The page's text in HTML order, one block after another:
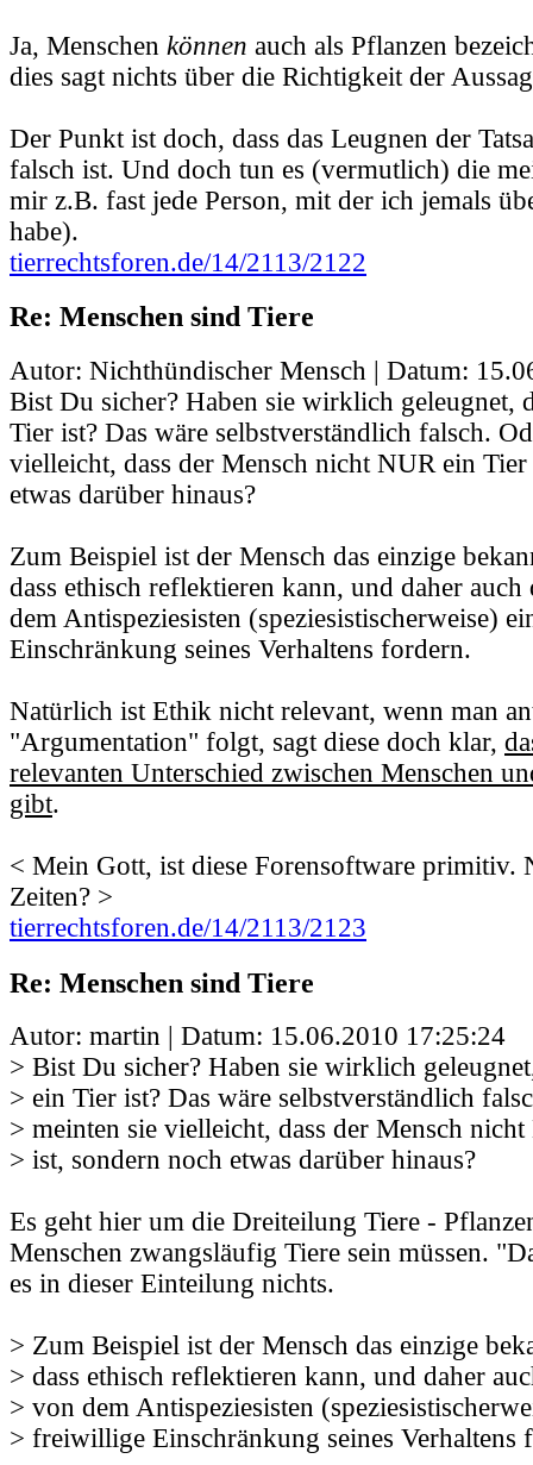
Ja, Menschen können auch als Pflanzen
dies sagt nichts über die Richtigkeit der
Der Punkt ist doch, dass das Leugnen der
falsch ist. Und doch tun es (vermutlich) die
mir z.B. fast jede Person, mit der ich jemals
habe).
tierrechtsforen.de/14/2113/2122
Re: Menschen sind Tiere
Autor: Nichthündischer Mensch | Datum:
Bist Du sicher? Haben sie wirklich geleugnet,
Tier ist? Das wäre selbstverständlich falsch.
vielleicht, dass der Mensch nicht NUR ein
etwas darüber hinaus?
Zum Beispiel ist der Mensch das einzige
dass ethisch reflektieren kann, und daher auch
dem Antispeziesisten (speziesistischerweise)
Einschränkung seines Verhaltens fordern.
Natürlich ist Ethik nicht relevant, wenn man
"Argumentation" folgt, sagt diese doch klar,
relevanten Unterschied zwischen Menschen
gibt.
< Mein Gott, ist diese Forensoftware primitiv.
Zeiten? >
tierrechtsforen.de/14/2113/2123
Re: Menschen sind Tiere
Autor: martin | Datum: 15.06.2010 17:25:24
> Bist Du sicher? Haben sie wirklich
> ein Tier ist? Das wäre selbstverständlich
> meinten sie vielleicht, dass der Mensch
> ist, sondern noch etwas darüber hinaus?
Es geht hier um die Dreiteilung Tiere -
Menschen zwangsläufig Tiere sein müssen.
es in dieser Einteilung nichts.
> Zum Beispiel ist der Mensch das einzige
> dass ethisch reflektieren kann, und daher
> von dem Antispeziesisten
> freiwillige Einschränkung seines Verhaltens